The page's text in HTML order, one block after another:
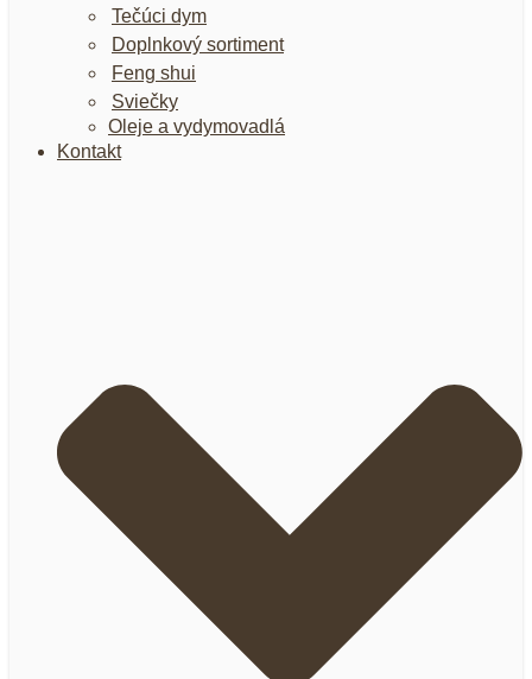
Tečúci dym
Doplnkový sortiment
Feng shui
Sviečky
Oleje a vydymovadlá
Kontakt